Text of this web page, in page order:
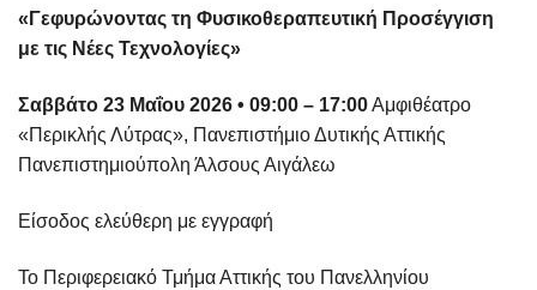
«Γεφυρώνοντας τη Φυσικοθεραπευτική Προσέγγιση
με τις Νέες Τεχνολογίες»
Σαββάτο 23 Μαΐου 2026 • 09:00 – 17:00Αμφιθέατρο
«Περικλής Λύτρας», Πανεπιστήμιο Δυτικής Αττικής
Πανεπιστημιούπολη Άλσους Αιγάλεω
Είσοδος ελεύθερη με εγγραφή
Το Περιφερειακό Τμήμα Αττικής του Πανελληνίου